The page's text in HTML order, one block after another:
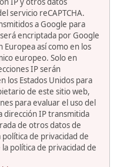
servicio reCAPTCHA.
a Google para
encriptada por Google
así como en los
europeo. Solo en
IP serán
los Estados Unidos para
de este sitio web,
para evaluar el uso del
dirección IP transmitida
de otros datos de
de privacidad de
política de privacidad de